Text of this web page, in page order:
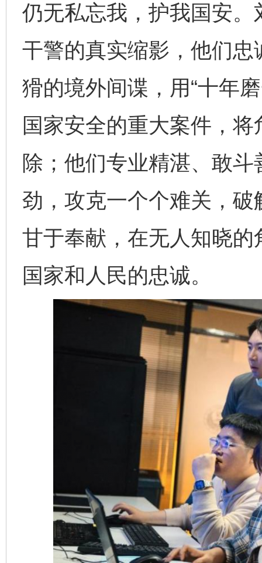
仍无私忘我，护我国安
干警的真实缩影，他们
猾的境外间谍，用“十年
国家安全的重大案件，将
除；他们专业精湛、敢斗
劲，攻克一个个难关，
甘于奉献，在无人知晓
国家和人民的忠诚。